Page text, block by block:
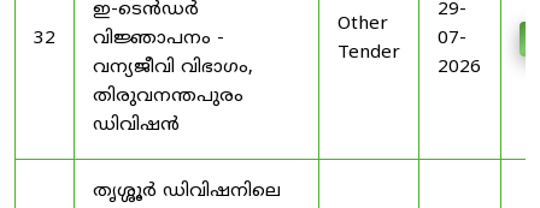
32
ഇ-ടെൻഡർ
വിജ്ഞാപനം -
വന്യജീവി വിഭാഗം,
തിരുവനന്തപുരം
ഡിവിഷൻ
Other
Tender
29-
07-
2026
തൃശ്ശൂർ ഡിവിഷനിലെ